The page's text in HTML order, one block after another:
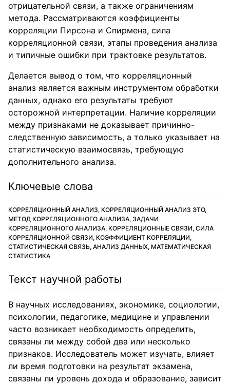
отрицательной связи, а также ограничениям
метода. Рассматриваются коэффициенты
корреляции Пирсона и Спирмена, сила
корреляционной связи, этапы проведения анализа
и типичные ошибки при трактовке результатов.
Делается вывод о том, что корреляционный
анализ является важным инструментом обработки
данных, однако его результаты требуют
осторожной интерпретации. Наличие корреляции
между признаками не доказывает причинно-
следственную зависимость, а только указывает на
статистическую взаимосвязь, требующую
дополнительного анализа.
Ключевые слова
КОРРЕЛЯЦИОННЫЙ АНАЛИЗ, КОРРЕЛЯЦИОННЫЙ АНАЛИЗ ЭТО,
МЕТОД КОРРЕЛЯЦИОННОГО АНАЛИЗА, ЗАДАЧИ
КОРРЕЛЯЦИОННОГО АНАЛИЗА, КОРРЕЛЯЦИОННЫЕ СВЯЗИ, СИЛА
КОРРЕЛЯЦИОННОЙ СВЯЗИ, КОЭФФИЦИЕНТ КОРРЕЛЯЦИИ,
СТАТИСТИЧЕСКАЯ СВЯЗЬ, АНАЛИЗ ДАННЫХ, МАТЕМАТИЧЕСКАЯ
СТАТИСТИКА
Текст научной работы
В научных исследованиях, экономике, социологии,
психологии, педагогике, медицине и управлении
часто возникает необходимость определить,
связаны ли между собой два или несколько
признаков. Исследователь может изучать, влияет
ли время подготовки на результат экзамена,
связаны ли уровень дохода и образование, зависит